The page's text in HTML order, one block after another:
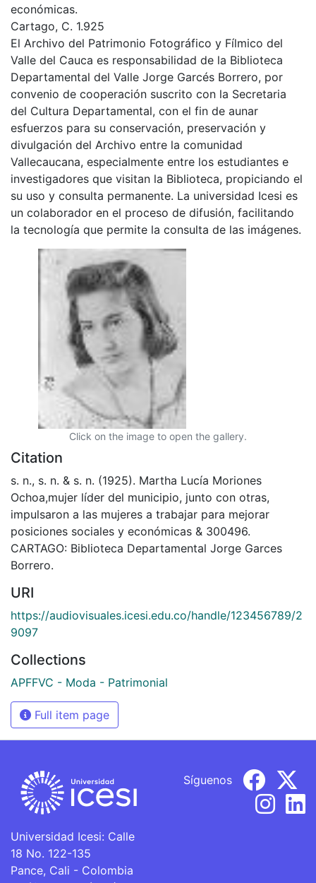
económicas.
Cartago, C. 1.925
El Archivo del Patrimonio Fotográfico y Fílmico del
Valle del Cauca es responsabilidad de la Biblioteca
Departamental del Valle Jorge Garcés Borrero, por
convenio de cooperación suscrito con la Secretaria
del Cultura Departamental, con el fin de aunar
esfuerzos para su conservación, preservación y
divulgación del Archivo entre la comunidad
Vallecaucana, especialmente entre los estudiantes e
investigadores que visitan la Biblioteca, propiciando el
su uso y consulta permanente. La universidad Icesi es
un colaborador en el proceso de difusión, facilitando
la tecnología que permite la consulta de las imágenes.
Click on the image to open the gallery.
Citation
s. n., s. n. & s. n. (1925). Martha Lucía Moriones
Ochoa,mujer líder del municipio, junto con otras,
impulsaron a las mujeres a trabajar para mejorar
posiciones sociales y económicas & 300496.
CARTAGO: Biblioteca Departamental Jorge Garces
Borrero.
URI
https://audiovisuales.icesi.edu.co/handle/123456789/2
9097
Collections
APFFVC - Moda - Patrimonial
Full item page
Universidad Icesi: Calle
18 No. 122-135
Pance, Cali - Colombia
Síguenos